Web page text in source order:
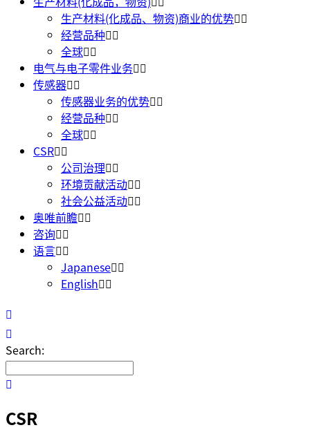
生产材料(化成品、物资)商业的优势
经营品种
全球
电气与电子零件业务
传感器
传感器业务的优势
经营品种
全球
CSR
公司治理
环境贡献活动
社会公益活动
奥唯前瞻
咨询
语言
Japanese
English
Search:
CSR